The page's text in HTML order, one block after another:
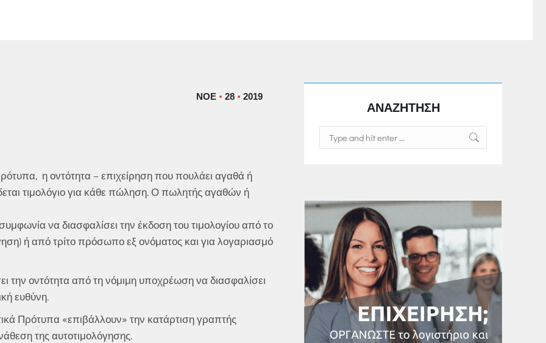
ΝΟΈ 28 2019
η οντότητα – επιχείρηση που πουλάει αγαθά ή
τιμολόγιο για κάθε πώληση. Ο πωλητής αγαθών ή
να διασφαλίσει την έκδοση του τιμολογίου από το
ή από τρίτο πρόσωπο εξ ονόματος και για λογαριασμό
την οντότητα από τη νόμιμη υποχρέωση να διασφαλίσει
ευθύνη.
Πρότυπα «επιβάλλουν» την κατάρτιση γραπτής
της αυτοτιμολόγησης.
ΑΝΑΖΗΤΗΣΗ
Search: